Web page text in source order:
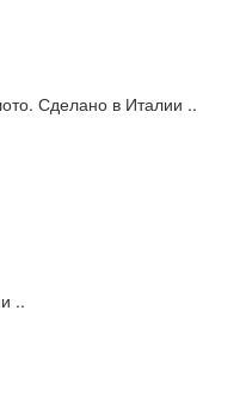
Сделано в Италии ..
..